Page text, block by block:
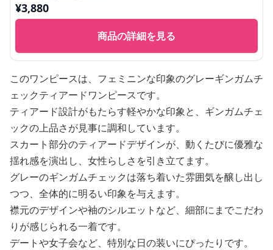
¥3,880
商品の詳細を見る
このワンピースは、フェミニンな印象のグレーギンガムチ
ェックティアードワンピースです。
ティアード設計がもたらす軽やかな印象と、ギンガムチェ
ックの上品さが見事に調和しています。
スカート部分のティアードデザインが、動くたびに優雅な
揺れ感を演出し、女性らしさを引き立てます。
グレーのギンガムチェックは落ち着いた雰囲気を醸し出し
つつ、全体的に明るい印象を与えます。
襟元のデザインや袖のシルエットなど、細部にまでこだわ
りが感じられる一着です。
デートや女子会など、特別な日の装いにぴったりです。